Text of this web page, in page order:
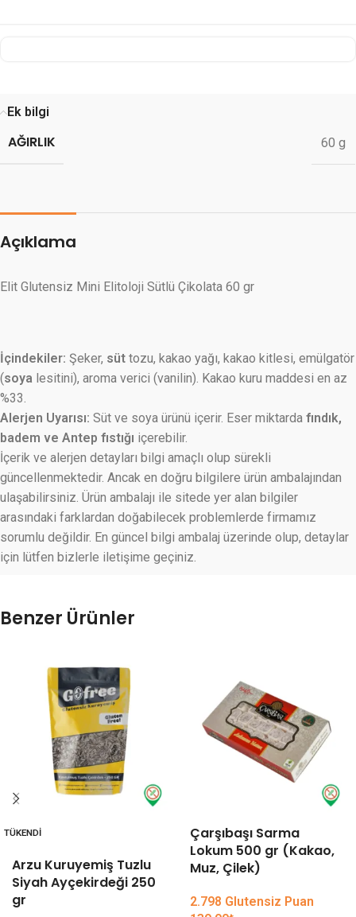
Ek bilgi
AĞIRLIK 60 g
Açıklama
Elit Glutensiz Mini Elitoloji Sütlü Çikolata 60 gr
İçindekiler: Şeker, süt tozu, kakao yağı, kakao kitlesi, emülgatör
(soya lesitini), aroma verici (vanilin). Kakao kuru maddesi en az
%33.
Alerjen Uyarısı: Süt ve soya ürünü içerir. Eser miktarda fındık,
badem ve Antep fıstığı içerebilir.
İçerik ve alerjen detayları bilgi amaçlı olup sürekli
güncellenmektedir. Ancak en doğru bilgilere ürün ambalajından
ulaşabilirsiniz. Ürün ambalajı ile sitede yer alan bilgiler
arasındaki farklardan doğabilecek problemlerde firmamız
sorumlu değildir. En güncel bilgi ambalaj üzerinde olup, detaylar
için lütfen bizlerle iletişime geçiniz.
Benzer Ürünler
TÜKENDI
Arzu Kuruyemiş Tuzlu
Siyah Ayçekirdeği 250
gr
Çarşıbaşı Sarma
Lokum 500 gr (Kakao,
Muz, Çilek)
2.798 Glutensiz Puan